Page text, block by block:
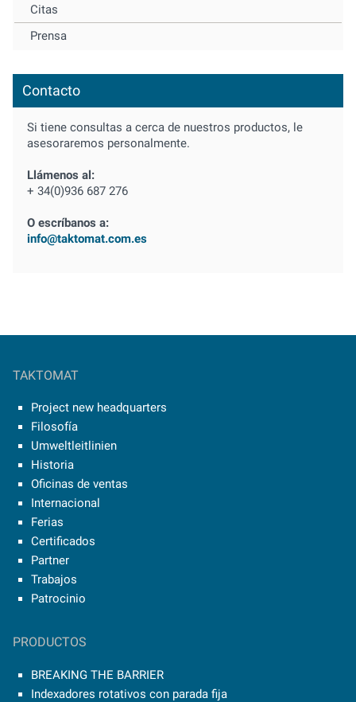
Citas
Prensa
Contacto
Si tiene consultas a cerca de nuestros productos, le
asesoraremos personalmente.
Llámenos al:
+ 34(0)936 687 276
O escríbanos a:
info@taktomat.com.es
TAKTOMAT
Project new headquarters
Filosofía
Umweltleitlinien
Historia
Oficinas de ventas
Internacional
Ferias
Certificados
Partner
Trabajos
Patrocinio
PRODUCTOS
BREAKING THE BARRIER
Indexadores rotativos con parada fija